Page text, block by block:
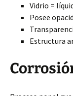
Vidrio =
Posee
Estructura